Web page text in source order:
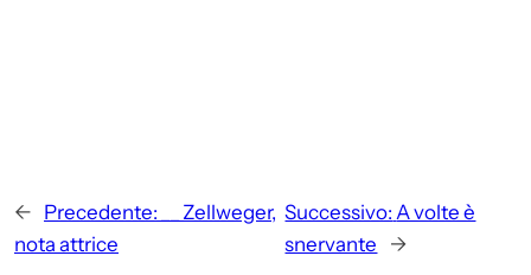
← Precedente:
__ Zellweger,
nota attrice
Successivo: A volte è
snervante
→